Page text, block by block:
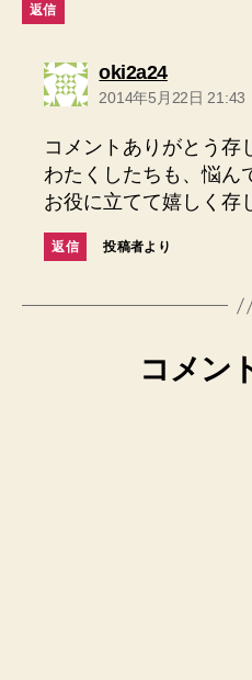
返信
oki2a24の
発
2014年5月22日 21:43
コメントありがとう存
わたくしたちも、悩ん
お役に立てて嬉しく存
返信 投稿者より
コメン